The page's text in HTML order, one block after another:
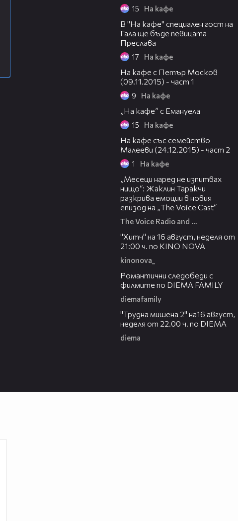
15 На кафе
В "На кафе" специален гост на
Гала ще бъде певицата
Преслава
17 На кафе
На кафе с Петър Москов
(09.11.2015) - част 1
9 На кафе
„На кафе” с Емануела
15 На кафе
На кафе със семейство
Малееви (24.12.2015) - част 2
1 На кафе
„Месеци наред не изпитвах
нищо“: Жаклин Таракчи
разкрива емоции в новия
епизод на „The Voice Cast“
The Voice Radio and TV Bulgaria
"Хитч" на 16 август, неделя от
21:00 ч. по KINO NOVA
kinonova_
Романтични следобеди с
филмите по DIEMA FAMILY
diemafamily
"Трудна мишена 2" на16 август,
неделя от 22.00 ч. по DIEMA
diema